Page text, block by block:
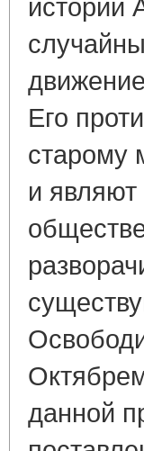
Его
старому
и
данной